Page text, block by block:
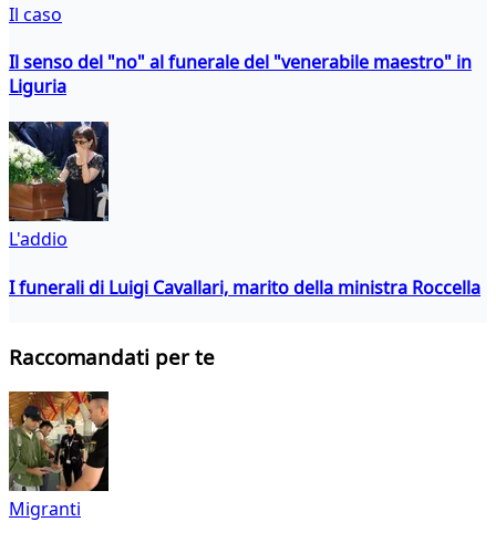
Il caso
Il senso del "no" al funerale del "venerabile maestro" in
Liguria
L'addio
I funerali di Luigi Cavallari, marito della ministra Roccella
Raccomandati per te
Migranti